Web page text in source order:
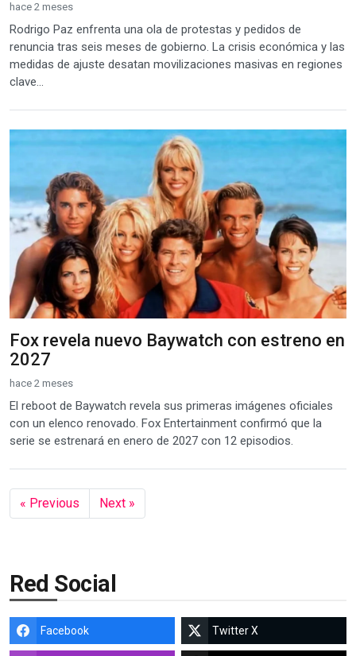
hace 2 meses
Rodrigo Paz enfrenta una ola de protestas y pedidos de
renuncia tras seis meses de gobierno. La crisis económica y las
medidas de ajuste desatan movilizaciones masivas en regiones
clave...
Fox revela nuevo Baywatch con estreno en
2027
hace 2 meses
El reboot de Baywatch revela sus primeras imágenes oficiales
con un elenco renovado. Fox Entertainment confirmó que la
serie se estrenará en enero de 2027 con 12 episodios.
« Previous Next »
Red Social
Facebook Twitter X